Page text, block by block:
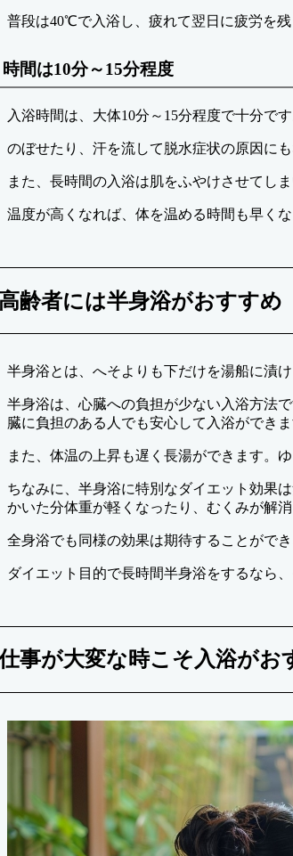
普段は40℃で入浴し、疲れて翌日に疲労を
時間は10分～15分程度
入浴時間は、大体10分～15分程度で十分で
のぼせたり、汗を流して脱水症状の原因に
また、長時間の入浴は肌をふやけさせてし
温度が高くなれば、体を温める時間も早く
齢者には半身浴がおすすめ
半身浴とは、へそよりも下だけを湯船に漬
半身浴は、心臓への負担が少ない入浴方法
臓に負担のある人でも安心して入浴ができま
また、体温の上昇も遅く長湯ができます。
ちなみに、半身浴に特別なダイエット効果
かいた分体重が軽くなったり、むくみが解
全身浴でも同様の効果は期待することがで
ダイエット目的で長時間半身浴をするなら
事が大変な時こそ入浴がお